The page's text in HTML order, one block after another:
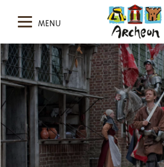
MENU